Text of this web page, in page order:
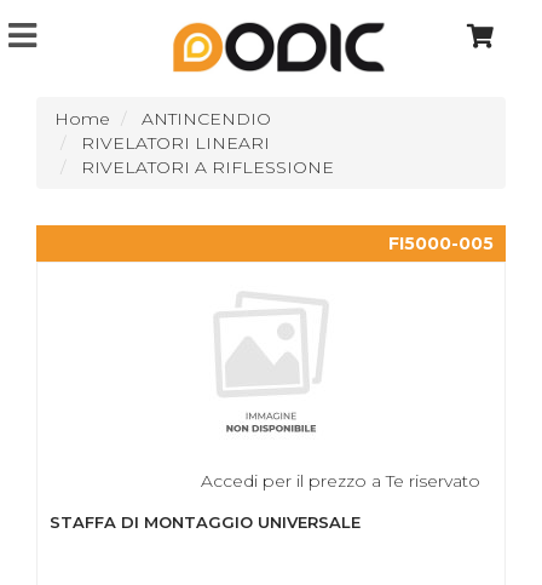
Home
ANTINCENDIO
RIVELATORI LINEARI
RIVELATORI A RIFLESSIONE
FI5000-005
Accedi per il prezzo a Te riservato
STAFFA DI MONTAGGIO UNIVERSALE